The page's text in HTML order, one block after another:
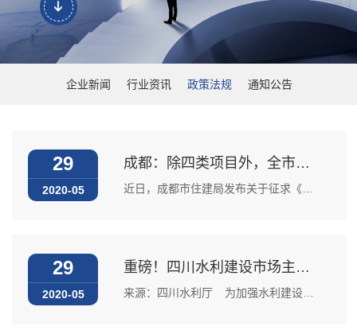
企业新闻 行业资讯 政策法规 通知公告
29
2020-05
成都：除四类项目外，全市新建房建项目全部采用装配式！
近日，成都市住建局发布关于征求《成都市人民政府 关于进一步推进装配式建筑发展的实施意见（征求意见稿）》的函。 实施范围 全市新建房屋建筑工程项目（含民用、工业建筑工程项目），原则上应全部采用装配式方式建设，以下情况除外： （一）可适当调...
29
2020-05
重磅！四川水利建设市场主体“重点关注对象”主要依据和监管措施公布
来源：四川水利厅 为加强水利建设市场监督管理，对不良行为市场主体采取差异化监管措施，我厅研究制定了《四川省水利建设市场主体“重点关注对象名单”管理办法（征求意见稿）》。 对象：本办法所称水利建设市场主体，是指参与水利建设活动的勘察、设计、施工、监理、监测、咨询、招标代理、质量...